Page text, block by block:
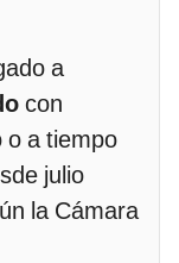
a
con
o a tiempo
julio
la Cámara